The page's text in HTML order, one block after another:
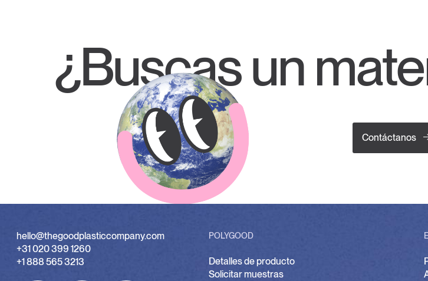
¿Buscas un
Contáctanos
hello@thegoodplasticcompany.com
+31 020 399 1260
+1 888 565 3213
POLYGOOD
Detalles de producto
Solicitar muestras